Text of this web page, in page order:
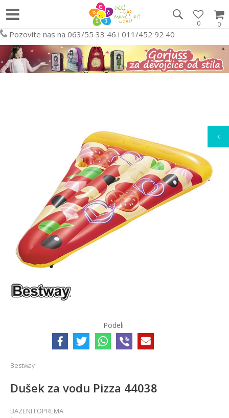
0
0
Pozovite nas na 063/55 33 46 i 011/452 92 40
Podeli
Bestway
Dušek za vodu Pizza 44038
BAZENI I OPREMA